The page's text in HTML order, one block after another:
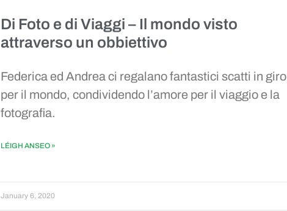
Di Foto e di Viaggi – Il mondo visto
attraverso un obbiettivo
Federica ed Andrea ci regalano fantastici scatti in giro
per il mondo, condividendo l’amore per il viaggio e la
fotografia.
LÉIGH ANSEO »
January 6, 2020